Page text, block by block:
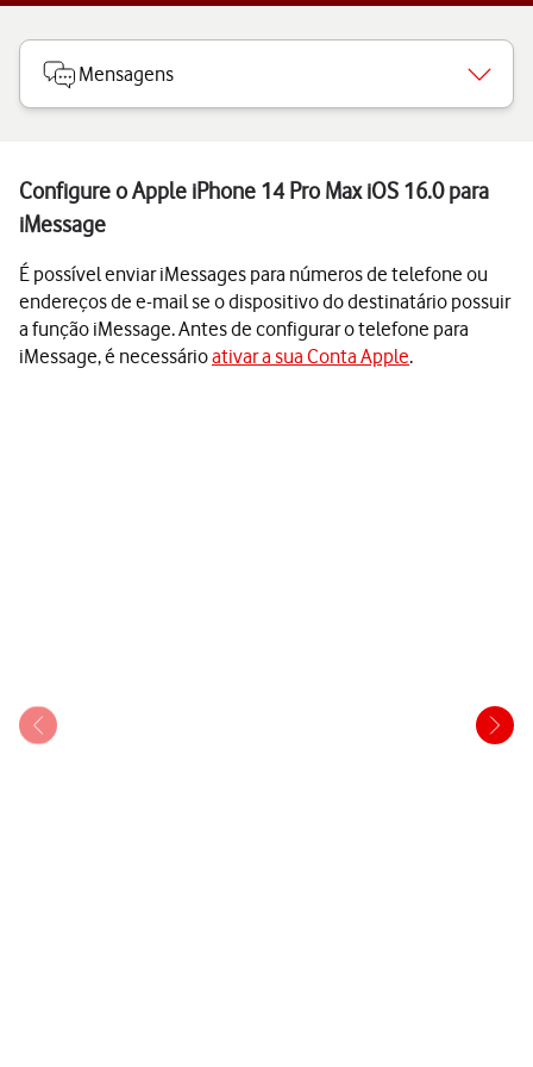
Mensagens
Configure o Apple iPhone 14 Pro Max iOS 16.0 para
iMessage
É possível enviar iMessages para números de telefone ou
endereços de e-mail se o dispositivo do destinatário possuir
a função iMessage. Antes de configurar o telefone para
iMessage, é necessárioativar a sua Conta Apple.